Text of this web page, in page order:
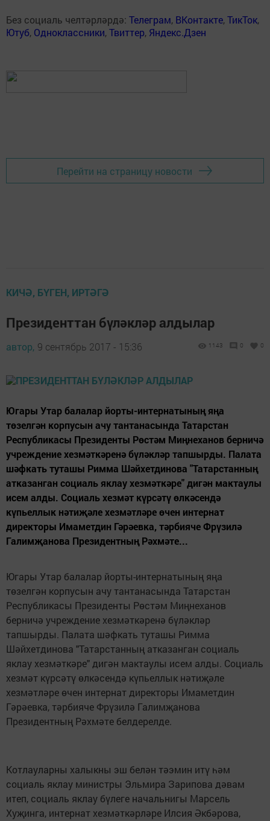
Без социаль челтәрләрдә: Телеграм, ВКонтакте,ТикТок,
Ютуб, Одноклассники,Твиттер, Яндекс.Дзен
Перейти на страницу новости
КИЧӘ, БҮГЕН, ИРТӘГӘ
Президенттан бүләкләр алдылар
автор, 9 сентябрь 2017 - 15:36 1143 0 0
Югары Утар балалар йорты-интернатының яңа
төзелгән корпусын ачу тантанасында Татарстан
Республикасы Президенты Рөстәм Миңнеханов берничә
учреждение хезмәткәренә бүләкләр тапшырды. Палата
шәфкать туташы Римма Шәйхетдинова "Татарстанның
атказанган социаль яклау хезмәткәре" дигән мактаулы
исем алды. Социаль хезмәт күрсәтү өлкәсендә
күпьеллык нәтиҗәле хезмәтләре өчен интернат
директоры Имаметдин Гәрәевка, тәрбияче Фрүзилә
Галимҗанова Президентның Рәхмәте...
Югары Утар балалар йорты-интернатының яңа
төзелгән корпусын ачу тантанасында Татарстан
Республикасы Президенты Рөстәм Миңнеханов
берничә учреждение хезмәткәренә бүләкләр
тапшырды. Палата шәфкать туташы Римма
Шәйхетдинова "Татарстанның атказанган социаль
яклау хезмәткәре" дигән мактаулы исем алды. Социаль
хезмәт күрсәтү өлкәсендә күпьеллык нәтиҗәле
хезмәтләре өчен интернат директоры Имаметдин
Гәрәевка, тәрбияче Фрүзилә Галимҗанова
Президентның Рәхмәте белдерелде.
Котлауларны халыкны эш белән тәэмин итү һәм
социаль яклау министры Эльмира Зарипова дәвам
итеп, социаль яклау бүлеге начальнигы Марсель
Хуҗинга, интернат хезмәткәрләре Илсия Әкбәрова,